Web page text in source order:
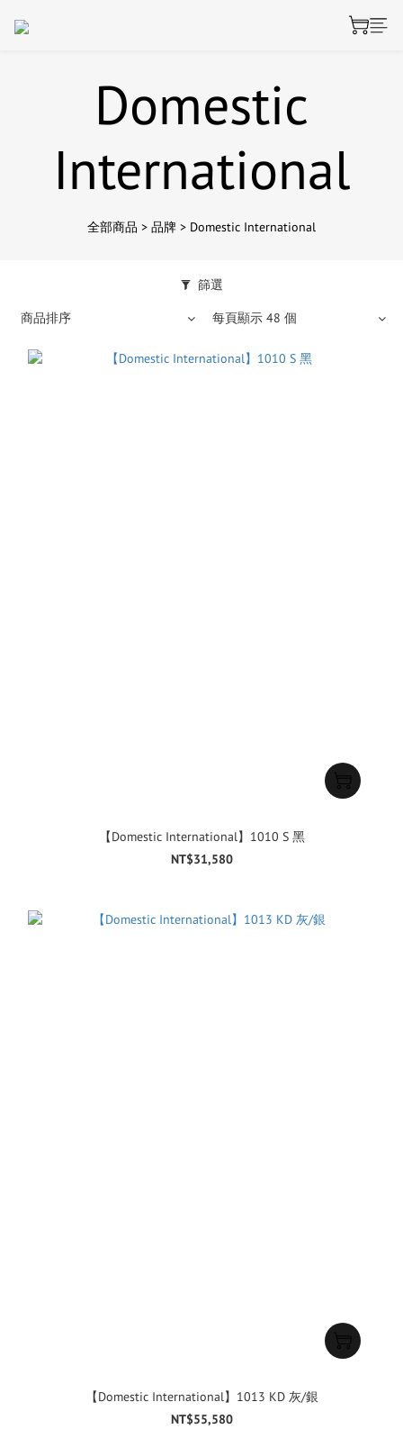
Domestic
International
全部商品 > 品牌 > Domestic International
篩選
商品排序 每頁顯示 48 個
【Domestic International】1010 S 黑
NT$31,580
【Domestic International】1013 KD 灰/銀
NT$55,580